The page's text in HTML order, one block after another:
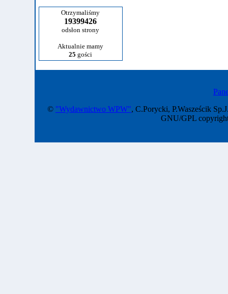
Otrzymaliśmy
19399426
odsłon strony
Aktualnie mamy
25 gości
© "Wydawnictwo WPW", C.Porycki, P.Wasześcik
GNU/GPL